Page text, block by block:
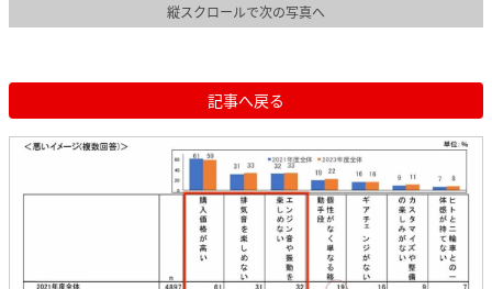
縦スクロールで次の写真へ
記事へ戻る